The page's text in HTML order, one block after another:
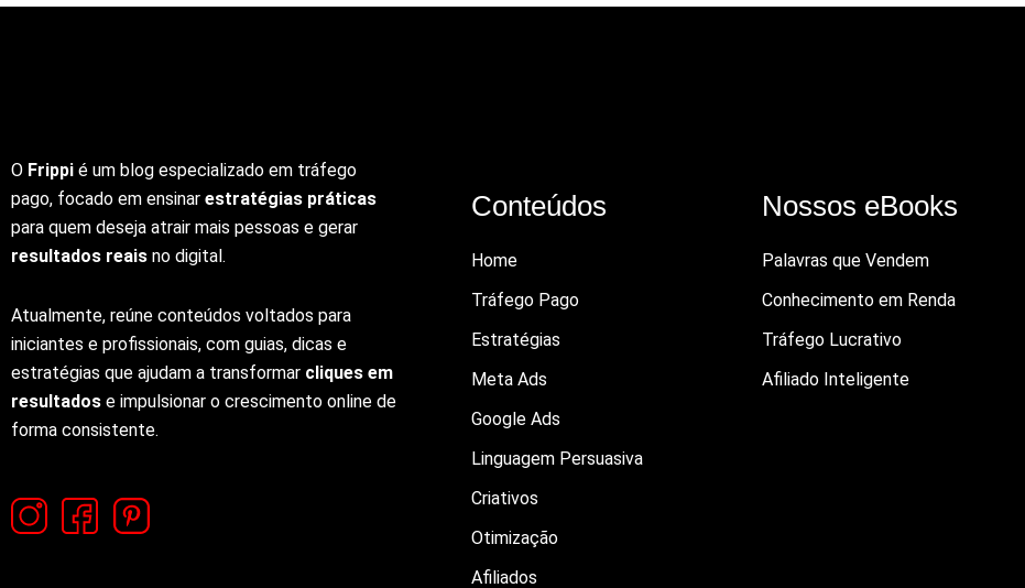
O Frippi é um blog especializado em tráfego
pago, focado em ensinar estratégias práticas
para quem deseja atrair mais pessoas e gerar
resultados reais no digital.
Atualmente, reúne conteúdos voltados para
iniciantes e profissionais, com guias, dicas e
estratégias que ajudam a transformar cliques em
resultados e impulsionar o crescimento online de
forma consistente.
Conteúdos
Home
Tráfego Pago
Estratégias
Meta Ads
Google Ads
Linguagem Persuasiva
Criativos
Otimização
Afiliados
Nossos eBooks
Palavras que Vendem
Conhecimento em Renda
Tráfego Lucrativo
Afiliado Inteligente